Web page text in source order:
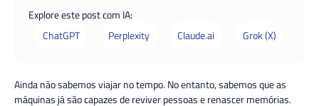
Explore este post com IA:
ChatGPT
Perplexity Claude.ai Grok (X)
Ainda não sabemos viajar no tempo. No entanto, sabemos que as
máquinas já são capazes de reviver pessoas e renascer memórias.